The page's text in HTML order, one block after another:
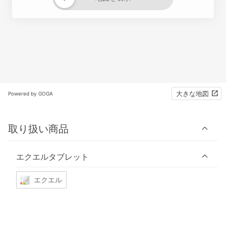
Powered by GOGA 大きな地図
取り扱い商品
エクエルタブレット
エクエル